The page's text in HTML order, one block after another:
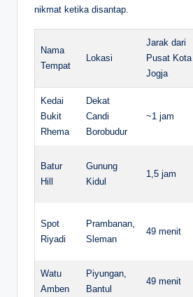
nikmat ketika disantap.
Nama
Tempat
Lokasi
Jarak dari
Pusat Kota
Jogja
Kedai
Bukit
Rhema
Dekat
Candi
Borobudur
~1 jam
Batur
Hill
Gunung
Kidul
1,5 jam
Spot
Riyadi
Prambanan,
Sleman
49 menit
Watu
Amben
Piyungan,
Bantul
49 menit